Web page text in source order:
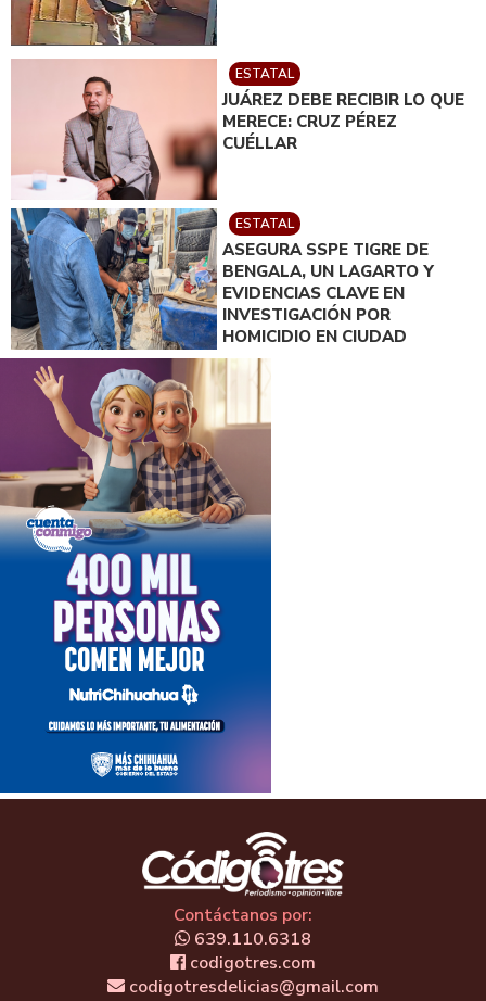
ESTATAL
JUÁREZ DEBE RECIBIR LO QUE
MERECE: CRUZ PÉREZ
CUÉLLAR
ESTATAL
ASEGURA SSPE TIGRE DE
BENGALA, UN LAGARTO Y
EVIDENCIAS CLAVE EN
INVESTIGACIÓN POR
HOMICIDIO EN CIUDAD
JUÁREZ; EN CATEO
INSTRUIDO POR GILBERTO
LOYA
Contáctanos por:
639.110.6318
codigotres.com
codigotresdelicias@gmail.com